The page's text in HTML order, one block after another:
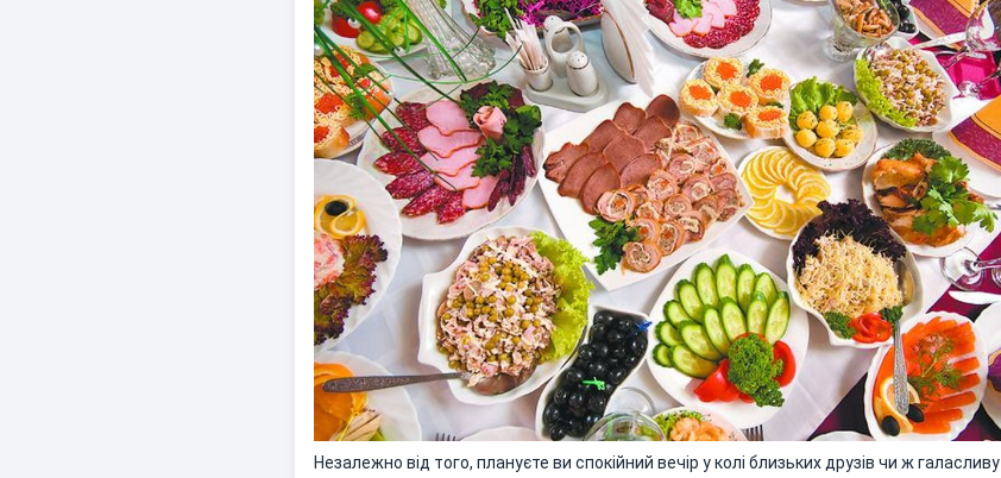
Незалежно від того, плануєте ви спокійний вечір у колі близьких друзів чи ж галасливу